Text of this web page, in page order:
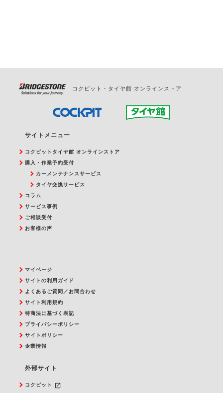
コクピット・タイヤ館 オンラインストア
サイトメニュー
コクピットタイヤ館 オンラインストア
購入・作業予約受付
カーメンテナンスサービス
タイヤ交換サービス
コラム
サービス事例
ご相談受付
お客様の声
マイページ
サイトの利用ガイド
よくあるご質問／お問合わせ
サイト利用規約
特商法に基づく表記
プライバシーポリシー
サイトポリシー
企業情報
外部サイト
コクピット
launch